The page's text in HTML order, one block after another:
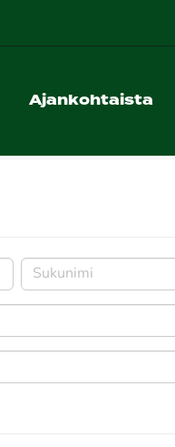
Ajankohtaista